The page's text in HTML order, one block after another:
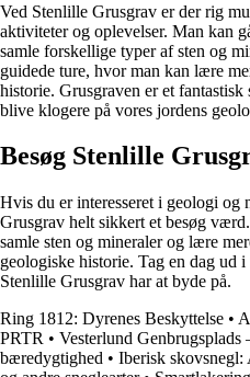
Ved Stenlille Grusgrav er der rig
aktiviteter og oplevelser. Man kan
samle forskellige typer af sten og
guidede ture, hvor man kan lære
historie. Grusgraven er et
blive klogere på vores jordens
Besøg Stenlille
Hvis du er interesseret i geologi og
Grusgrav helt sikkert et besøg
samle sten og mineraler og lære
geologiske historie. Tag en dag ud
Stenlille Grusgrav har at byde på.
Ring 1812: Dyrenes Beskyttelse •
PRTR • Vesterlund
bæredygtighed • Iberisk